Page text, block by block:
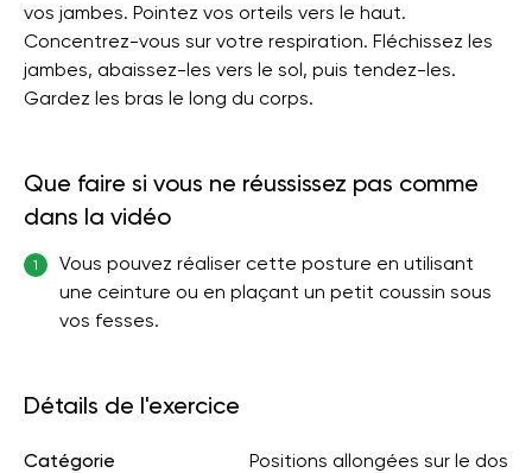
vos jambes. Pointez vos orteils vers le haut.
Concentrez-vous sur votre respiration. Fléchissez les
jambes, abaissez-les vers le sol, puis tendez-les.
Gardez les bras le long du corps.
Que faire si vous ne réussissez pas comme
dans la vidéo
1
Vous pouvez réaliser cette posture en utilisant
une ceinture ou en plaçant un petit coussin sous
vos fesses.
Détails de l'exercice
Catégorie Positions allongées sur le dos